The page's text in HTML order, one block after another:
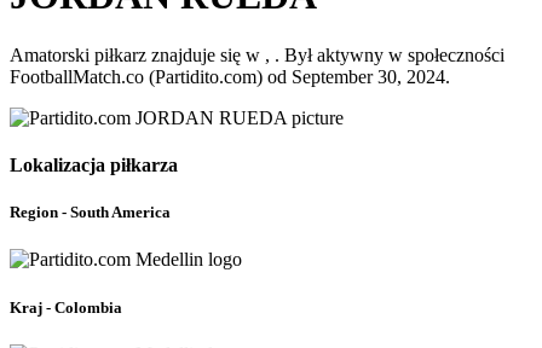
Amatorski piłkarz znajduje się w , . Był aktywny w społeczności
FootballMatch.co (Partidito.com) od September 30, 2024.
Lokalizacja piłkarza
Region - South America
Kraj - Colombia